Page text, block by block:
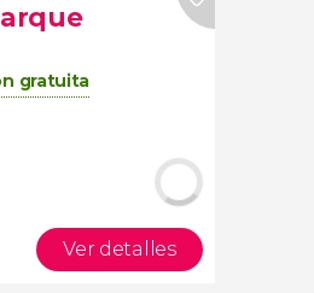
gratuita
Ver detalles